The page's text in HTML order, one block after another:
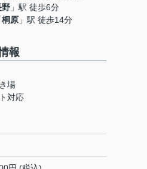
野 」駅 徒歩6分
桐原 」駅 徒歩14分
報
場
対応